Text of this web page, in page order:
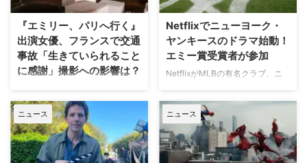
『エミリー、パリへ行く』
出演女優、フランスで交通
事故「生きていられること
に感謝」撮影への影響は？
人気Netflixドラマ『エミリー、パ
リへ行く』第6シーズンに出演す
るイギリス人女優のミニー・ドラ
イヴァーが、フランスでの撮影休
止期間中に深刻な自動車事故に遭
っていたことが分かった。 生き
Netflixでニューヨーク・
ヤンキースのドラマ始動！
エミー賞受賞者が参加
NetflixがMLBの有名クラブ、ニ
した新作ドラマシリーズの開発を
進めている。米Varietyが報じ
た。 『オザークへようこそ』ジ
ェイソン・ベイトマンも関与
Netflixは、今年3月のMLB開幕戦
ニュース ニュース